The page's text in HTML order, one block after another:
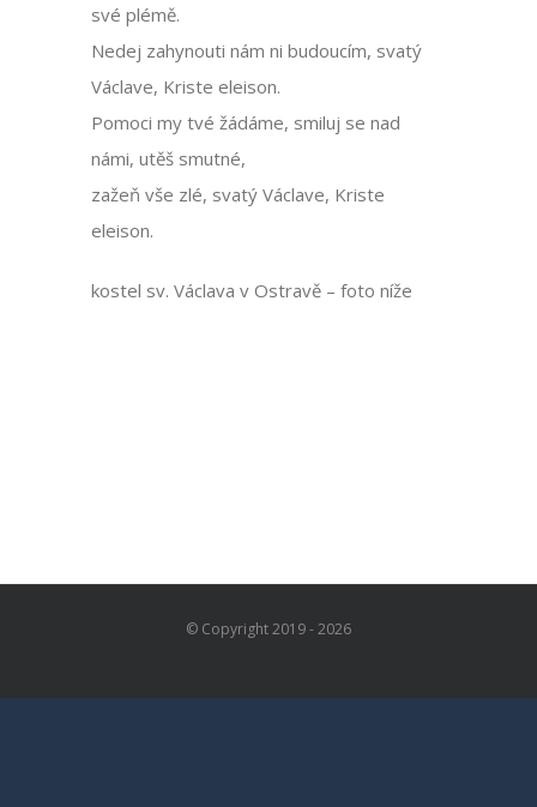
své plémě.
Nedej zahynouti nám ni budoucím, svatý
Václave, Kriste eleison.
Pomoci my tvé žádáme, smiluj se nad
námi, utěš smutné,
zažeň vše zlé, svatý Václave, Kriste
eleison.
kostel sv. Václava v Ostravě – foto níže
© Copyright 2019 -2026